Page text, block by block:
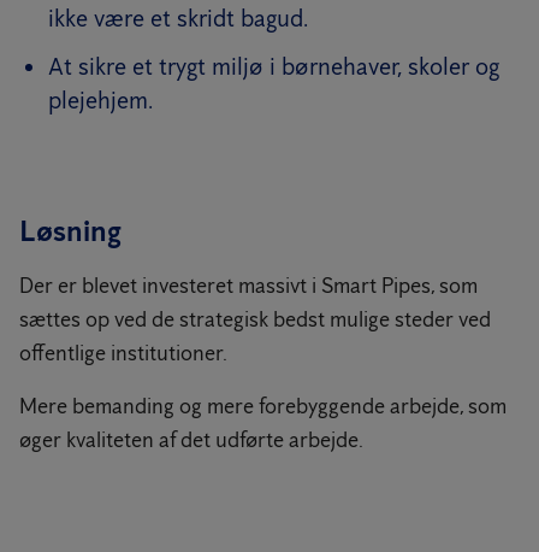
ikke være et skridt bagud.
At sikre et trygt miljø i børnehaver, skoler og
plejehjem.
Løsning
Der er blevet investeret massivt i Smart Pipes, som
sættes op ved de strategisk bedst mulige steder ved
offentlige institutioner.
Mere bemanding og mere forebyggende arbejde, som
øger kvaliteten af det udførte arbejde.